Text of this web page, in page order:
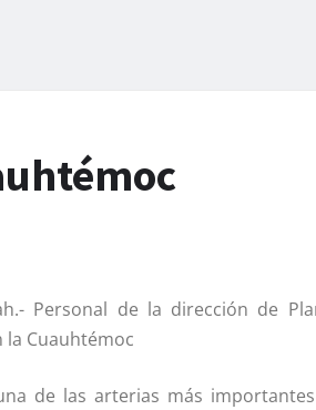
Personal de la dirección de
la Cuauhtémoc
de las arterias más